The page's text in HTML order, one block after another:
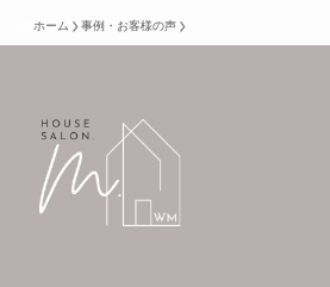
ホーム 事例・お客様の声